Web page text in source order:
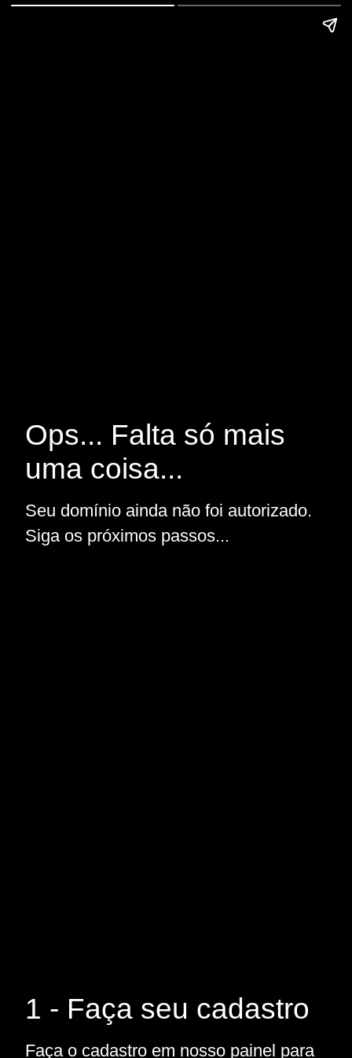
Ops... Falta só mais
uma coisa...
Seu domínio ainda não foi autorizado.
Siga os próximos passos...
1 - Faça seu cadastro
Faça o cadastro em nosso painel para